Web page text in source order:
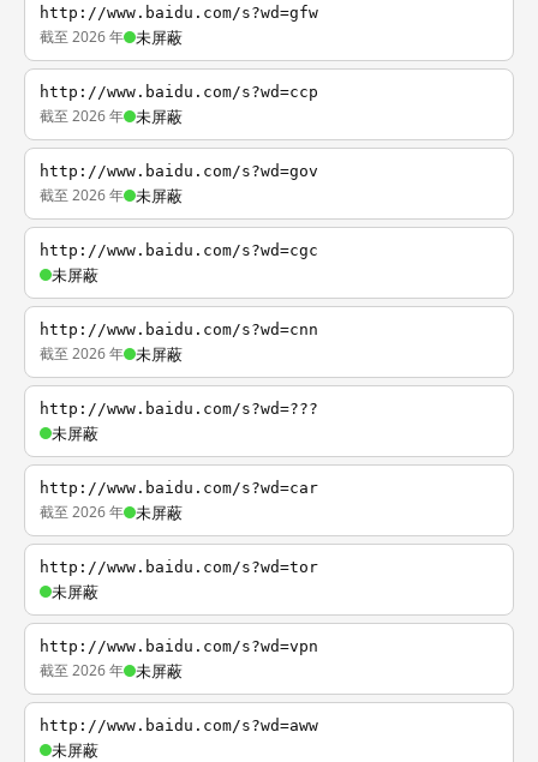
http://www.baidu.com/s?wd=gfw
截至 2026 年 未屏蔽
http://www.baidu.com/s?wd=ccp
截至 2026 年 未屏蔽
http://www.baidu.com/s?wd=gov
截至 2026 年 未屏蔽
http://www.baidu.com/s?wd=cgc
未屏蔽
http://www.baidu.com/s?wd=cnn
截至 2026 年 未屏蔽
http://www.baidu.com/s?wd=???
未屏蔽
http://www.baidu.com/s?wd=car
截至 2026 年 未屏蔽
http://www.baidu.com/s?wd=tor
未屏蔽
http://www.baidu.com/s?wd=vpn
截至 2026 年 未屏蔽
http://www.baidu.com/s?wd=aww
未屏蔽